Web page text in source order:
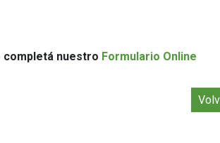
completá nuestro Formulario Online